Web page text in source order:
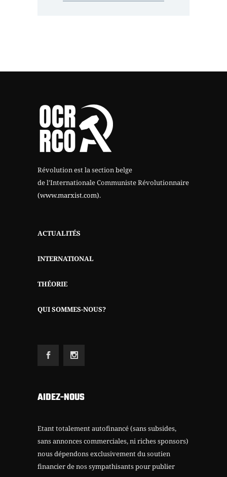
Révolution est la section belge
de l'Internationale Communiste Révolutionnaire
(www.marxist.com).
ACTUALITÉS
INTERNATIONAL
THÉORIE
QUI SOMMES-NOUS?
AIDEZ-NOUS
Etant totalement autofinancé (sans subsides,
sans annonces commerciales, ni riches sponsors)
nous dépendons exclusivement du soutien
financier de nos sympathisants pour publier